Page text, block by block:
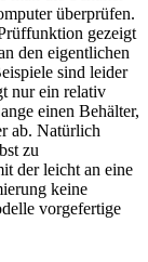
überprüfen.
gezeigt
den eigentlichen
sind leider
nur ein relativ
einen Behälter,
ab. Natürlich
zu
der leicht an eine
keine
vorgefertige